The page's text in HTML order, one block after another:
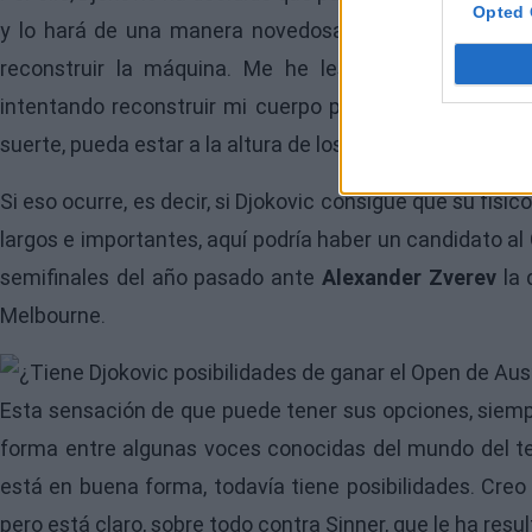
Opted
y lo hará de una manera novedosa. Así lo aseguró a
reconstruir la máquina. Me he lesionado más a
intentando reconstruir mi cuerpo para que el
suerte, pueda estar a la altura de los mejores".
Si eso ocurre, es decir, si Djokovic consigue que su
largos e importantes, aquí podría haber un candidato
semifinales del año pasado ante Alexander Zverevla
Melbourne.
Image
Esta sensación de que puede tener sus opciones,
forma entre algunas voces conocidas del mundo del
está en buena forma, todavía tiene posibilidades.
pero está claro, sobre todo contra Sinner, que le ha